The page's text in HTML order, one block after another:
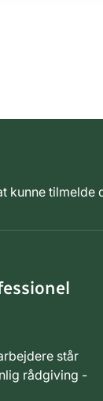
kunne tilmelde
står
rådgiving -